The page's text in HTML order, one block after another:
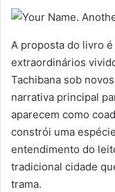
A proposta do livro
extraordinários
Tachibana sob
narrativa principal
aparecem como
constrói uma
entendimento do
tradicional cidade
trama.